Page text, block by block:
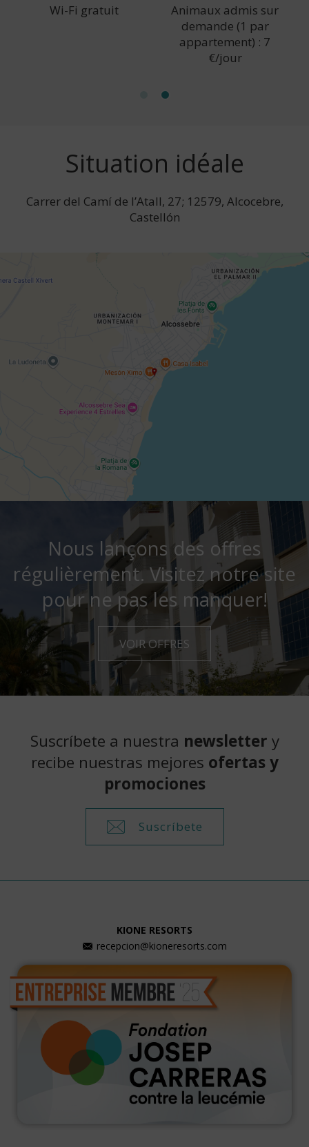
Wi-Fi gratuit
Animaux admis sur
demande (1 par
appartement) : 7
€/jour
Situation idéale
Carrer del Camí de l’Atall, 27; 12579, Alcocebre,
Castellón
Nous lançons des offres
régulièrement. Visitez notre site
pour ne pas les manquer!
VOIR OFFRES
Suscríbete a nuestra newsletter y
recibe nuestras mejores ofertas y
promociones
Suscríbete
KIONE RESORTS
recepcion@kioneresorts.com